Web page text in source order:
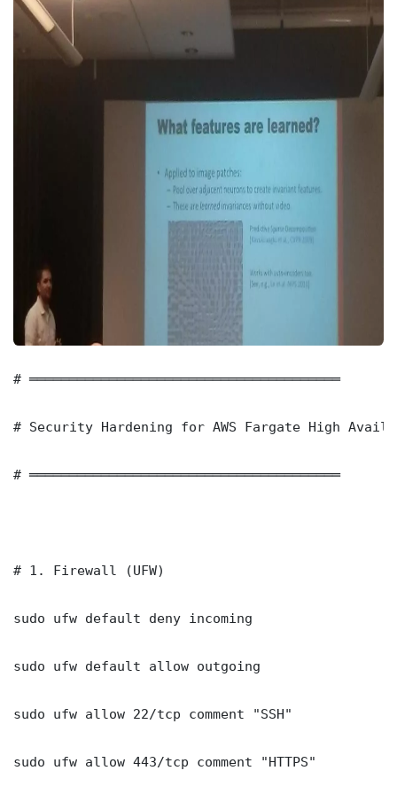
# ═══════════════════════════════════════
# Security Hardening for AWS Fargate High
# ═══════════════════════════════════════
# 1. Firewall (UFW)
sudo ufw default deny incoming
sudo ufw default allow outgoing
sudo ufw allow 22/tcp comment "SSH"
sudo ufw allow 443/tcp comment "HTTPS"